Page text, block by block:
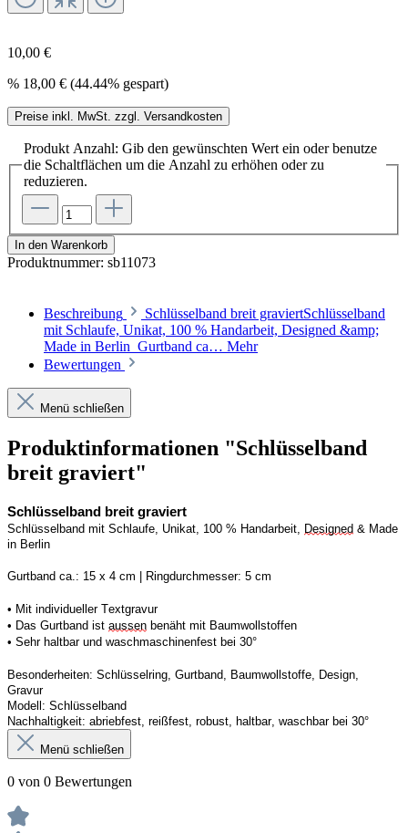
10,00 €
% 18,00 € (44.44% gespart)
Preise inkl. MwSt. zzgl. Versandkosten
Produkt Anzahl: Gib den gewünschten Wert ein oder benutze
die Schaltflächen um die Anzahl zu erhöhen oder zu
reduzieren.
In den Warenkorb
Produktnummer: sb11073
Beschreibung
Schlüsselband breit graviertSchlüsselband
mit Schlaufe, Unikat, 100 % Handarbeit, Designed &amp;
Made in Berlin Gurtband ca… Mehr
Bewertungen
Menü schließen
Produktinformationen "Schlüsselband
breit graviert"
Schlüsselband breit graviert
Schlüsselband mit Schlaufe, Unikat, 100 % Handarbeit, Designed & Made
in Berlin
Gurtband ca.: 15 x 4 cm | Ringdurchmesser: 5 cm
• Mit individueller Textgravur
• Das Gurtband ist aussen benäht mit Baumwollstoffen
• Sehr haltbar und waschmaschinenfest bei 30°
Besonderheiten: Schlüsselring, Gurtband, Baumwollstoffe, Design,
Gravur
Modell: Schlüsselband
Nachhaltigkeit: abriebfest, reißfest, robust, haltbar, waschbar bei 30°
Menü schließen
0 von 0 Bewertungen